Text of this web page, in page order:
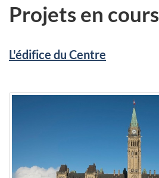
Projets en cours
L'édifice du Centre